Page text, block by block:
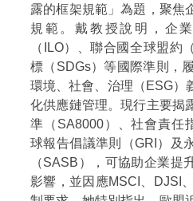
露的框架規範」為題，聚焦
規範。戴教授說明，企
（ILO）、聯合國全球盟約
標（SDGs）等國際準則，
環境、社會、治理（ESG）
化供應鏈管理。現行主要揭
準（SA8000）、社會責任
球報告倡議準則（GRI）及
（SASB），可協助企業提
影響，並因應MSCI、DJSI